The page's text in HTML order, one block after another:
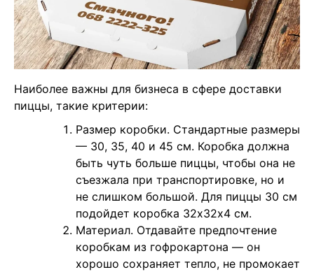
Наиболее важны для бизнеса в сфере доставки
пиццы, такие критерии:
Размер коробки. Стандартные размеры
— 30, 35, 40 и 45 см. Коробка должна
быть чуть больше пиццы, чтобы она не
съезжала при транспортировке, но и
не слишком большой. Для пиццы 30 см
подойдет коробка 32х32х4 см.
Материал. Отдавайте предпочтение
коробкам из гофрокартона — он
хорошо сохраняет тепло, не промокает